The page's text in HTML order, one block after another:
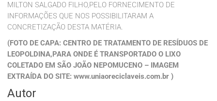
MILTON SALGADO FILHO,PELO FORNECIMENTO DE
INFORMAÇÕES QUE NOS POSSIBILITARAM A
CONCRETIZAÇÃO DESTA MATÉRIA.
(FOTO DE CAPA: CENTRO DE TRATAMENTO DE RESÍDUOS DE
LEOPOLDINA,PARA ONDE É TRANSPORTADO O LIXO
COLETADO EM SÃO JOÃO NEPOMUCENO – IMAGEM
EXTRAÍDA DO SITE: www.uniaoreciclaveis.com.br )
Autor